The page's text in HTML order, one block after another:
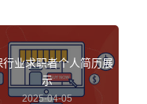
行业求职者个人简历展
示
2025-04-05